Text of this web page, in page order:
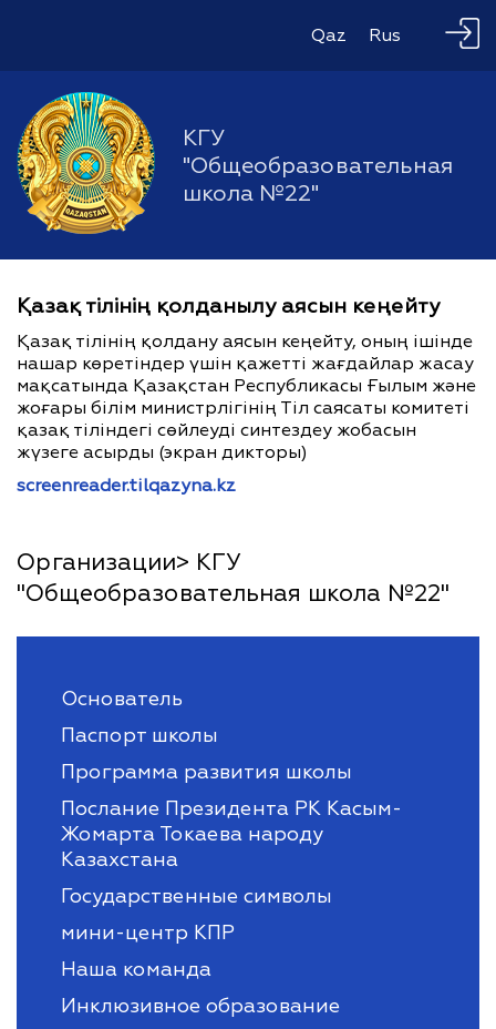
Qaz Rus
КГУ
"Общеобразовательная
школа №22"
Қазақ тілінің қолданылу аясын кеңейту
Қазақ тілінің қолдану аясын кеңейту, оның ішінде
нашар көретіндер үшін қажетті жағдайлар жасау
мақсатында Қазақстан Республикасы Ғылым және
жоғары білім министрлігінің Тіл саясаты комитеті
қазақ тіліндегі сөйлеуді синтездеу жобасын
жүзеге асырды (экран дикторы)
screenreader.tilqazyna.kz
Организации> КГУ
"Общеобразовательная школа №22"
Основатель
Паспорт школы
Программа развития школы
Послание Президента РК Касым-
Жомарта Токаева народу
Казахстана
Государственные символы
мини-центр КПР
Наша команда
Инклюзивное образование